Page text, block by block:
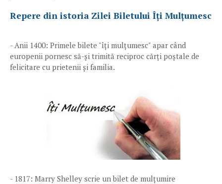
Repere din istoria Zilei Biletului Îți Mulțumesc
- Anii 1400: Primele bilete "îți mulțumesc" apar când
europenii pornesc să-și trimită reciproc cărți poștale de
felicitare cu prietenii și familia.
- 1817: Marry Shelley scrie un bilet de mulțumire